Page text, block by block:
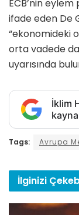
ECB’nin
ifade eden De
“ekonomideki
orta vadede
uyarısında
İklim
Tags: Avrupa
İlginizi